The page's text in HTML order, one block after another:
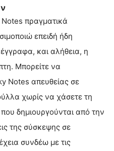
πραγματικά
επειδή ήδη
και αλήθεια, η
Μπορείτε να
Notes απευθείας σε
χωρίς να χάσετε τη
δημιουργούνται από την
της σύσκεψης σε
συνδέω με τις